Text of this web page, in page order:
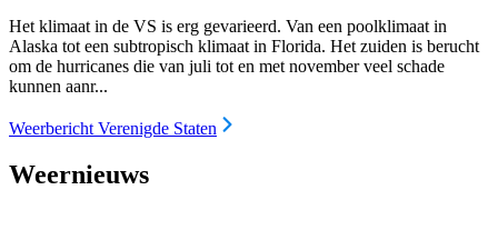
Het klimaat in de VS is erg gevarieerd. Van een poolklimaat in
Alaska tot een subtropisch klimaat in Florida. Het zuiden is berucht
om de hurricanes die van juli tot en met november veel schade
kunnen aanr...
Weerbericht Verenigde Staten
Weernieuws